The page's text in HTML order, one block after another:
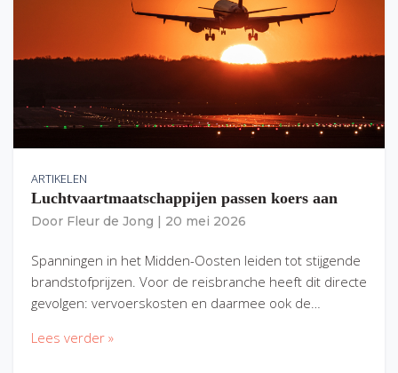
ARTIKELEN
Luchtvaartmaatschappijen passen koers aan
Door Fleur de Jong 20 mei 2026
Spanningen in het Midden-Oosten leiden tot stijgende
brandstofprijzen. Voor de reisbranche heeft dit directe
gevolgen: vervoerskosten en daarmee ook de…
Lees verder »